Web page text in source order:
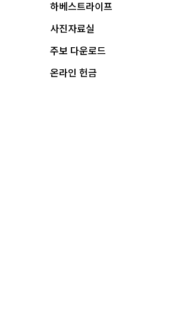
하베스트라이프
사진자료실
주보 다운로드
온라인 헌금